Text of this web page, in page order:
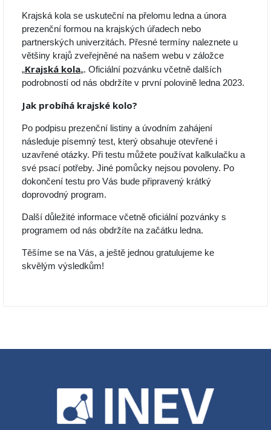
Krajská kola se uskuteční na přelomu ledna a února
prezenční formou na krajských úřadech nebo
partnerských univerzitách. Přesné termíny naleznete u
většiny krajů zveřejněné na našem webu v záložce
„Krajská kola„. Oficiální pozvánku včetně dalších
podrobností od nás obdržíte v první polovině ledna 2023.
Jak probíhá krajské kolo?
Po podpisu prezenční listiny a úvodním zahájení
následuje písemný test, který obsahuje otevřené i
uzavřené otázky. Při testu můžete používat kalkulačku a
své psací potřeby. Jiné pomůcky nejsou povoleny. Po
dokončení testu pro Vás bude připravený krátký
doprovodný program.
Další důležité informace včetně oficiální pozvánky s
programem od nás obdržíte na začátku ledna.
Těšíme se na Vás, a ještě jednou gratulujeme ke
skvělým výsledkům!